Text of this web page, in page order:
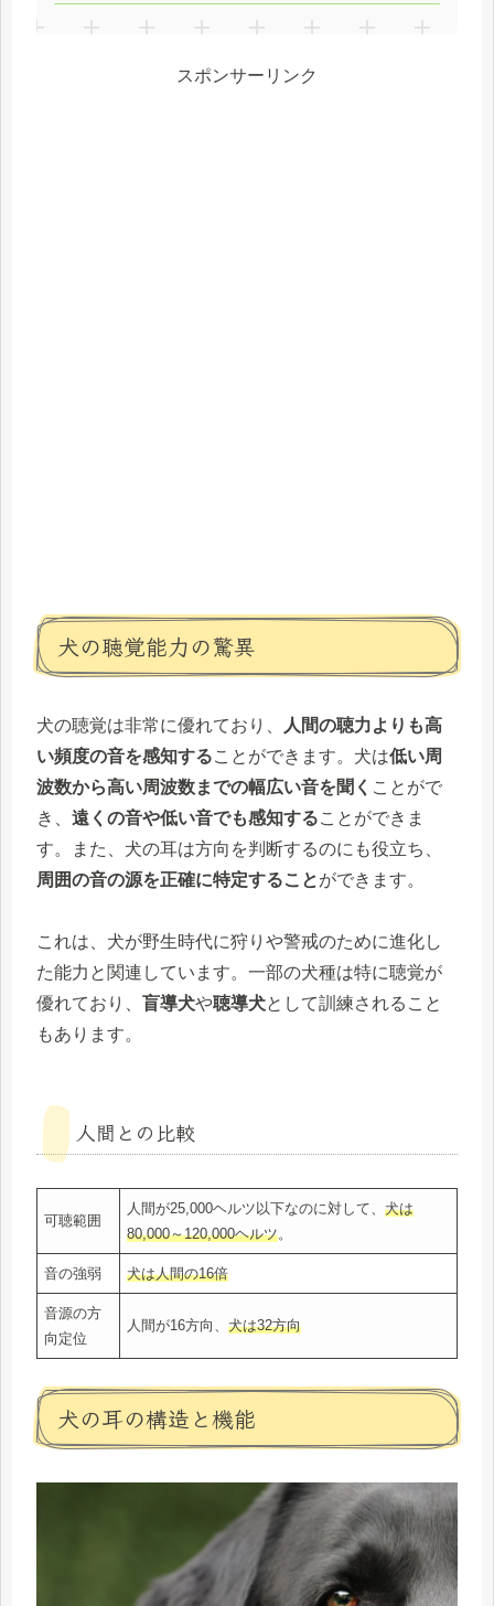
スポンサーリンク
犬の聴覚能力の驚異
犬の聴覚は非常に優れており、
人間の聴力よりも高
い頻度の音を感知することができます。犬は低い周
波数から高い周波数までの幅広い音を聞く ことがで
き、 遠くの音や低い音でも感知することができま
す。また、犬の耳は方向を判断するのにも役立ち、
周囲の音の源を正確に特定することができます。
これは、犬が野生時代に狩りや警戒のために進化し
た能力と関連しています。一部の犬種は特に聴覚が
優れており、 盲導犬や聴導犬として訓練されること
もあります。
人間との比較
可聴範囲
人間が25,000ヘルツ以下なのに対して、犬は
80,000～120,000ヘルツ。
音の強弱 犬は人間の16倍
音源の方
向定位
人間が16方向、犬は32方向
犬の耳の構造と機能